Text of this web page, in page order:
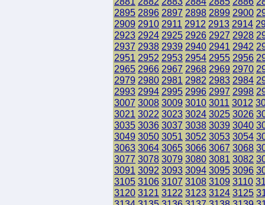
2895 2896 2897 2898 2899 2900
2909 2910 2911 2912 2913 2914
2923 2924 2925 2926 2927 2928
2937 2938 2939 2940 2941 2942
2951 2952 2953 2954 2955 2956
2965 2966 2967 2968 2969 2970
2979 2980 2981 2982 2983 2984
2993 2994 2995 2996 2997 2998
3007 3008 3009 3010 3011 3012
3021 3022 3023 3024 3025 3026
3035 3036 3037 3038 3039 3040
3049 3050 3051 3052 3053 3054
3063 3064 3065 3066 3067 3068
3077 3078 3079 3080 3081 3082
3091 3092 3093 3094 3095 3096
3105 3106 3107 3108 3109 3110
3120 3121 3122 3123 3124 3125